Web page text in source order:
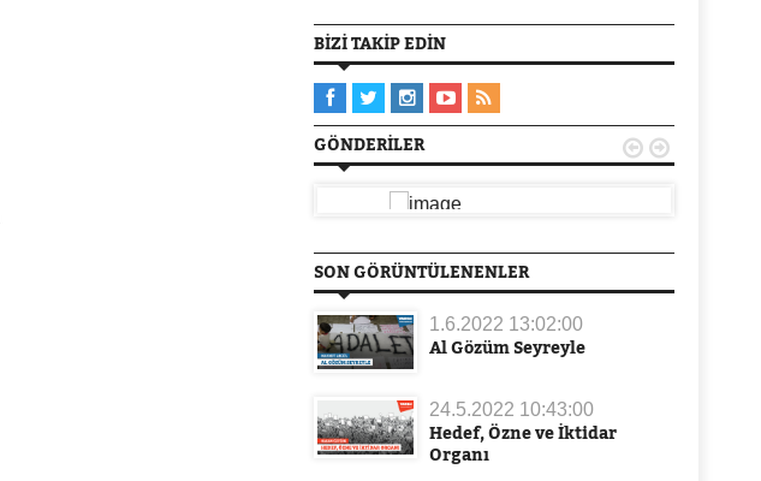
BIZI TAKIP EDIN
GÖNDERILER  
SON GÖRÜNTÜLENENLER
1.6.2022 13:02:00
Al Gözüm Seyreyle
24.5.2022 10:43:00
Hedef, Özne ve İktidar
Organı